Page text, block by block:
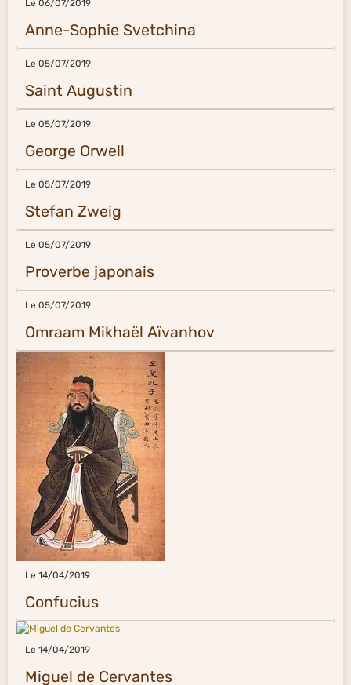
Le 06/07/2019
Anne-Sophie Svetchina
Le 05/07/2019
Saint Augustin
Le 05/07/2019
George Orwell
Le 05/07/2019
Stefan Zweig
Le 05/07/2019
Proverbe japonais
Le 05/07/2019
Omraam Mikhaël Aïvanhov
Le 14/04/2019
Confucius
Le 14/04/2019
Miguel de Cervantes